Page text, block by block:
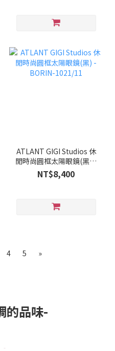
ATLANT GIGI Studios 休
閒時尚圓框太陽眼鏡(黑) -
BORIN-1021/11
NT$8,400
4 5 »
的品味-